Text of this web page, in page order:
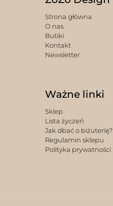
Strona główna
O nas
Butiki
Kontakt
Newsletter
Ważne linki
Sklep
Lista życzeń
Jak dbać o biżuterię?
Regulamin sklepu
Polityka prywatności